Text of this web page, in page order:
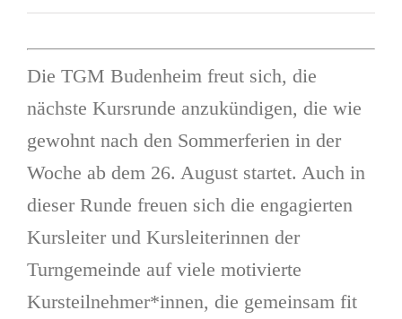
Die TGM Budenheim freut sich, die
nächste Kursrunde anzukündigen, die wie
gewohnt nach den Sommerferien in der
Woche ab dem 26. August startet. Auch in
dieser Runde freuen sich die engagierten
Kursleiter und Kursleiterinnen der
Turngemeinde auf viele motivierte
Kursteilnehmer*innen, die gemeinsam fit